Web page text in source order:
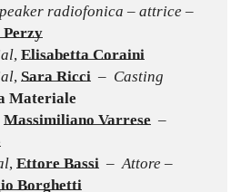
radiofonica – attrice –
, Elisabetta Coraini
, Sara Ricci – Casting
Materiale
Massimiliano Varrese –
, Ettore Bassi – Attore –
Borghetti